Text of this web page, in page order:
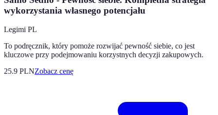
wykorzystania własnego potencjału
Legimi PL
To podręcznik, który pomoże rozwijać pewność siebie, co jest
kluczowe przy podejmowaniu korzystnych decyzji zakupowych.
25.9 PLNZobacz cenę